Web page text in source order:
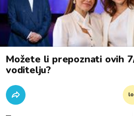
Možete li prepoznati ovih
voditelju?